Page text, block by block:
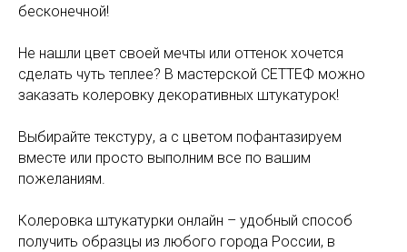
бесконечной!
Не нашли цвет своей мечты или оттенок хочется
сделать чуть теплее? В мастерской СЕТТЕФ можно
заказать колеровку декоративных штукатурок!
Выбирайте текстуру, а с цветом пофантазируем
вместе или просто выполним все по вашим
пожеланиям.
Колеровка штукатурки онлайн – удобный способ
получить образцы из любого города России, в